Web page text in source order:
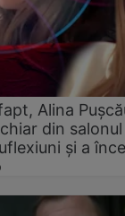
Alina
din
și a